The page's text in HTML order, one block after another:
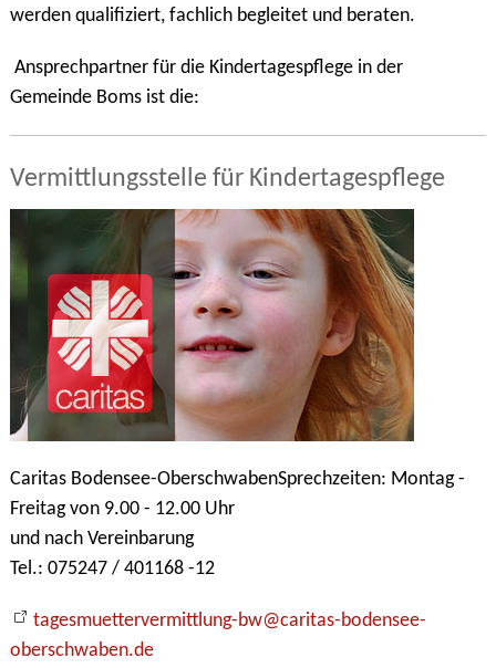
werden qualifiziert, fachlich begleitet und beraten.
Ansprechpartner für die Kindertagespflege in der
Gemeinde Boms ist die:
Vermittlungsstelle für Kindertagespflege
Caritas Bodensee-OberschwabenSprechzeiten: Montag -
Freitag von 9.00 - 12.00 Uhr
und nach Vereinbarung
Tel.: 075247 / 401168 -12
tagesmuettervermittlung-bw@caritas-bodensee-
oberschwaben.de